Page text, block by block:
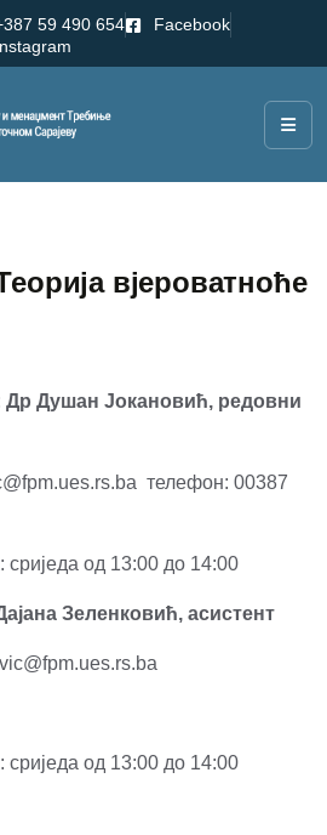
59 490 654
Facebook
вјероватноће
Др Душан Јокановић, редовни
телефон: 00387
сриједа од 13:00 до 14:00
Зеленковић, асистент
сриједа од 13:00 до 14:00